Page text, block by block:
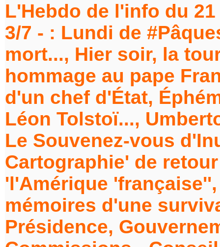
L'Hebdo de l'info du
3/7 - : Lundi de
mort..., Hier soir, la
hommage au pape
d'un chef d'État,
Léon Tolstoï...,
Le Souvenez-vous
Cartographie' de
'l'Amérique
mémoires d'une
Présidence,